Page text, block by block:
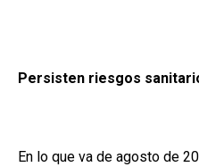
Persisten riesgos
En lo que va de agosto de